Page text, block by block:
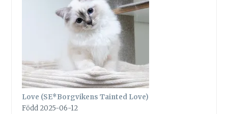
Love (SE*Borgvikens Tainted Love)
Född 2025-06-12